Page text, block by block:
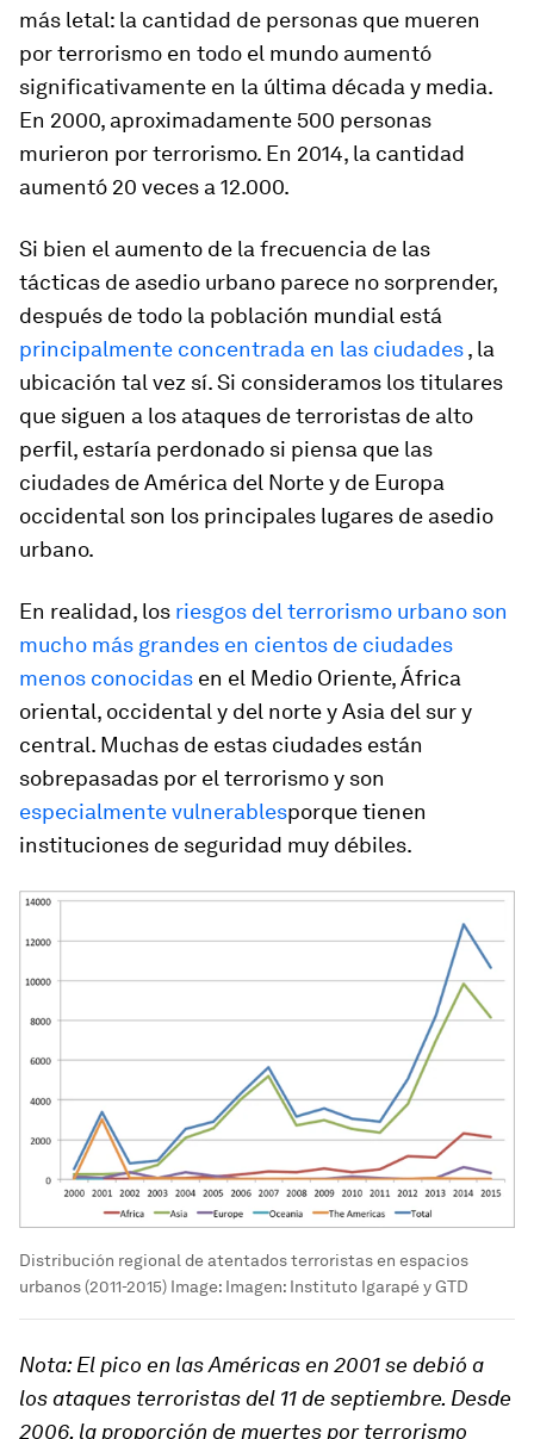
más letal: la cantidad de personas que mueren
por terrorismo en todo el mundo aumentó
significativamente en la última década y media.
En 2000, aproximadamente 500 personas
murieron por terrorismo. En 2014, la cantidad
aumentó 20 veces a 12.000.
Si bien el aumento de la frecuencia de las
tácticas de asedio urbano parece no sorprender,
después de todo la población mundial está
principalmente concentrada en las ciudades, la
ubicación tal vez sí. Si consideramos los titulares
que siguen a los ataques de terroristas de alto
perfil, estaría perdonado si piensa que las
ciudades de América del Norte y de Europa
occidental son los principales lugares de asedio
urbano.
En realidad, los riesgos del terrorismo urbano son
mucho más grandes en cientos de ciudades
menos conocidas en el Medio Oriente, África
oriental, occidental y del norte y Asia del sur y
central. Muchas de estas ciudades están
sobrepasadas por el terrorismo y son
especialmente vulnerablesporque tienen
instituciones de seguridad muy débiles.
Distribución regional de atentados terroristas en espacios
urbanos (2011-2015) Image: Imagen: Instituto Igarapé y GTD
Nota: El pico en las Américas en 2001 se debió a
los ataques terroristas del 11 de septiembre. Desde
2006, la proporción de muertes por terrorismo